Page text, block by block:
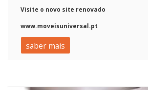
Visite o novo site renovado
www.moveisuniversal.pt
saber mais